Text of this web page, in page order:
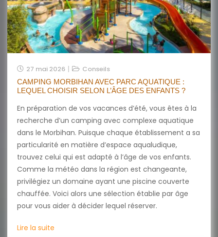
27 mai 2026 Conseils
CAMPING MORBIHAN AVEC PARC AQUATIQUE :
LEQUEL CHOISIR SELON L’ÂGE DES ENFANTS ?
En préparation de vos vacances d’été, vous êtes à la
recherche d’un camping avec complexe aquatique
dans le Morbihan. Puisque chaque établissement a sa
particularité en matière d’espace aqualudique,
trouvez celui qui est adapté à l’âge de vos enfants.
Comme la météo dans la région est changeante,
privilégiez un domaine ayant une piscine couverte
chauffée. Voici alors une sélection établie par âge
pour vous aider à décider lequel réserver.
Lire la suite